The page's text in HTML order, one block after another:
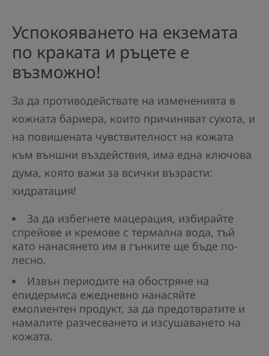
Успокояването на екземата
по краката и ръцете е
възможно!
За да противодействате на измененията в
кожната бариера, които причиняват сухота, и
на повишената чувствителност на кожата
към външни въздействия, има една ключова
дума, която важи за всички възрасти:
хидратация!
За да избегнете мацерация, избирайте
спрейове и кремове с термална вода, тъй
като нанасянето им в гънките ще бъде по-
лесно.
Извън периодите на обостряне на
епидермиса ежедневно нанасяйте
емолиентен продукт, за да предотвратите и
намалите разчесването и изсушаването на
кожата.